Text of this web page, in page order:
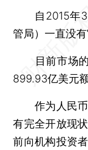
自2015年3
管局）一直没
目前市场的
899.93亿美元额
作为人民币
有完全开放现
前向机构投资